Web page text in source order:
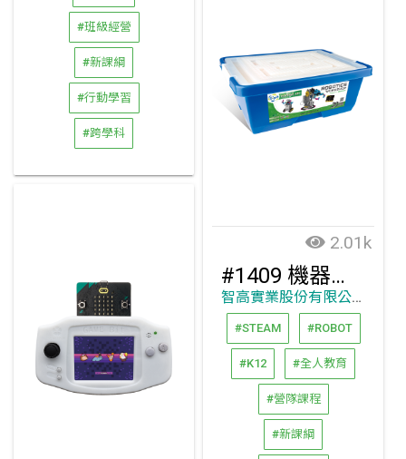
#班級經營
#新課綱
#行動學習
#跨學科
2.01k
#1409 機器人工作坊 -micro:bit編程組
智高實業股份有限公司
#STEAM #ROBOT
#K12 #全人教育
#營隊課程
#新課綱